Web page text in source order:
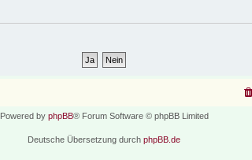
Powered by phpBB® Forum Software © phpBB Limited
Deutsche Übersetzung durch phpBB.de